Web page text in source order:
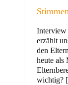
und
Interview
erzählt
den
heute als
wichtig?